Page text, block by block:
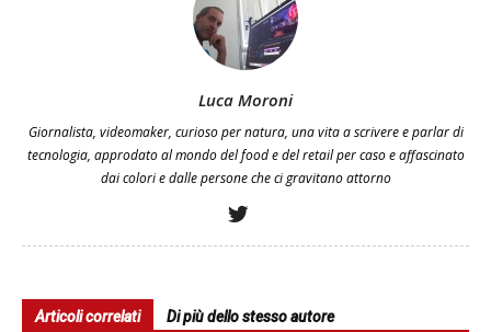
Luca Moroni
Giornalista, videomaker, curioso per natura, una vita a scrivere e parlar di
tecnologia, approdato al mondo del food e del retail per caso e affascinato
dai colori e dalle persone che ci gravitano attorno
Articoli correlati Di più dello stesso autore